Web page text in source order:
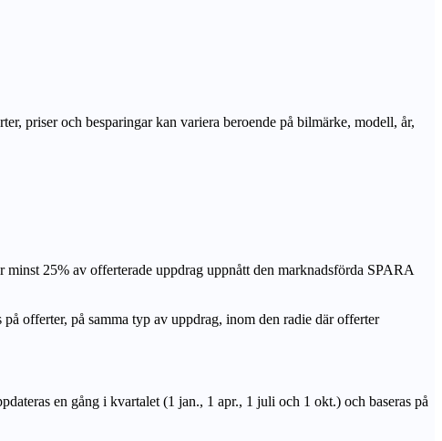
priser och besparingar kan variera beroende på bilmärke, modell, år,
25% av offerterade uppdrag uppnått den marknadsförda SPARA
offerter, på samma typ av uppdrag, inom den radie där offerter
en gång i kvartalet (1 jan., 1 apr., 1 juli och 1 okt.) och baseras på